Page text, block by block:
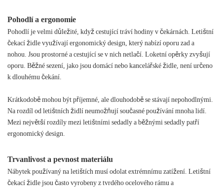
Pohodlí a ergonomie
Pohodlí je velmi důležité, když cestující tráví hodiny v čekárnách. Letištní
čekací židle využívají ergonomický design, který nabízí oporu zad a
nohou. Jsou prostorné a cestující se v nich netlačí. Loketní opěrky zvyšují
oporu. Běžné sezení, jako jsou domácí nebo kancelářské židle, není určeno
k dlouhému čekání.
Krátkodobě mohou být příjemné, ale dlouhodobě se stávají nepohodlnými.
Na rozdíl od letištních židlí neumožňují současné používání mnoha lidí.
Mezi největší rozdíly mezi letištními sedadly a běžnými sedadly patří
ergonomický design.
Trvanlivost a pevnost materiálu
Nábytek používaný na letištích musí odolat extrémnímu zatížení. Letištní
čekací židle jsou často vyrobeny z tvrdého ocelového rámu a